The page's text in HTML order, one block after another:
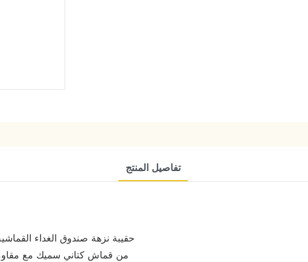
تفاصيل المنتج
حقيبة نزهة صندوق الغداء
من قماش كتاني سميك مع